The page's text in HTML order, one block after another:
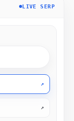
LIVE SERP
↗
↗